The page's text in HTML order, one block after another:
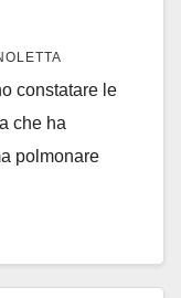
constatare le
che ha
polmonare